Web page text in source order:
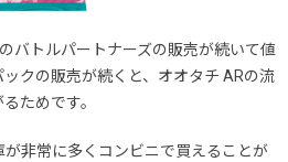
バトルパートナーズの販売が続いて値
クの販売が続くと、オオタチ ARの流
ためです。
非常に多くコンビニで買えることが